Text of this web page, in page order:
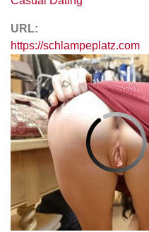
URL:
https://schlampeplatz.com